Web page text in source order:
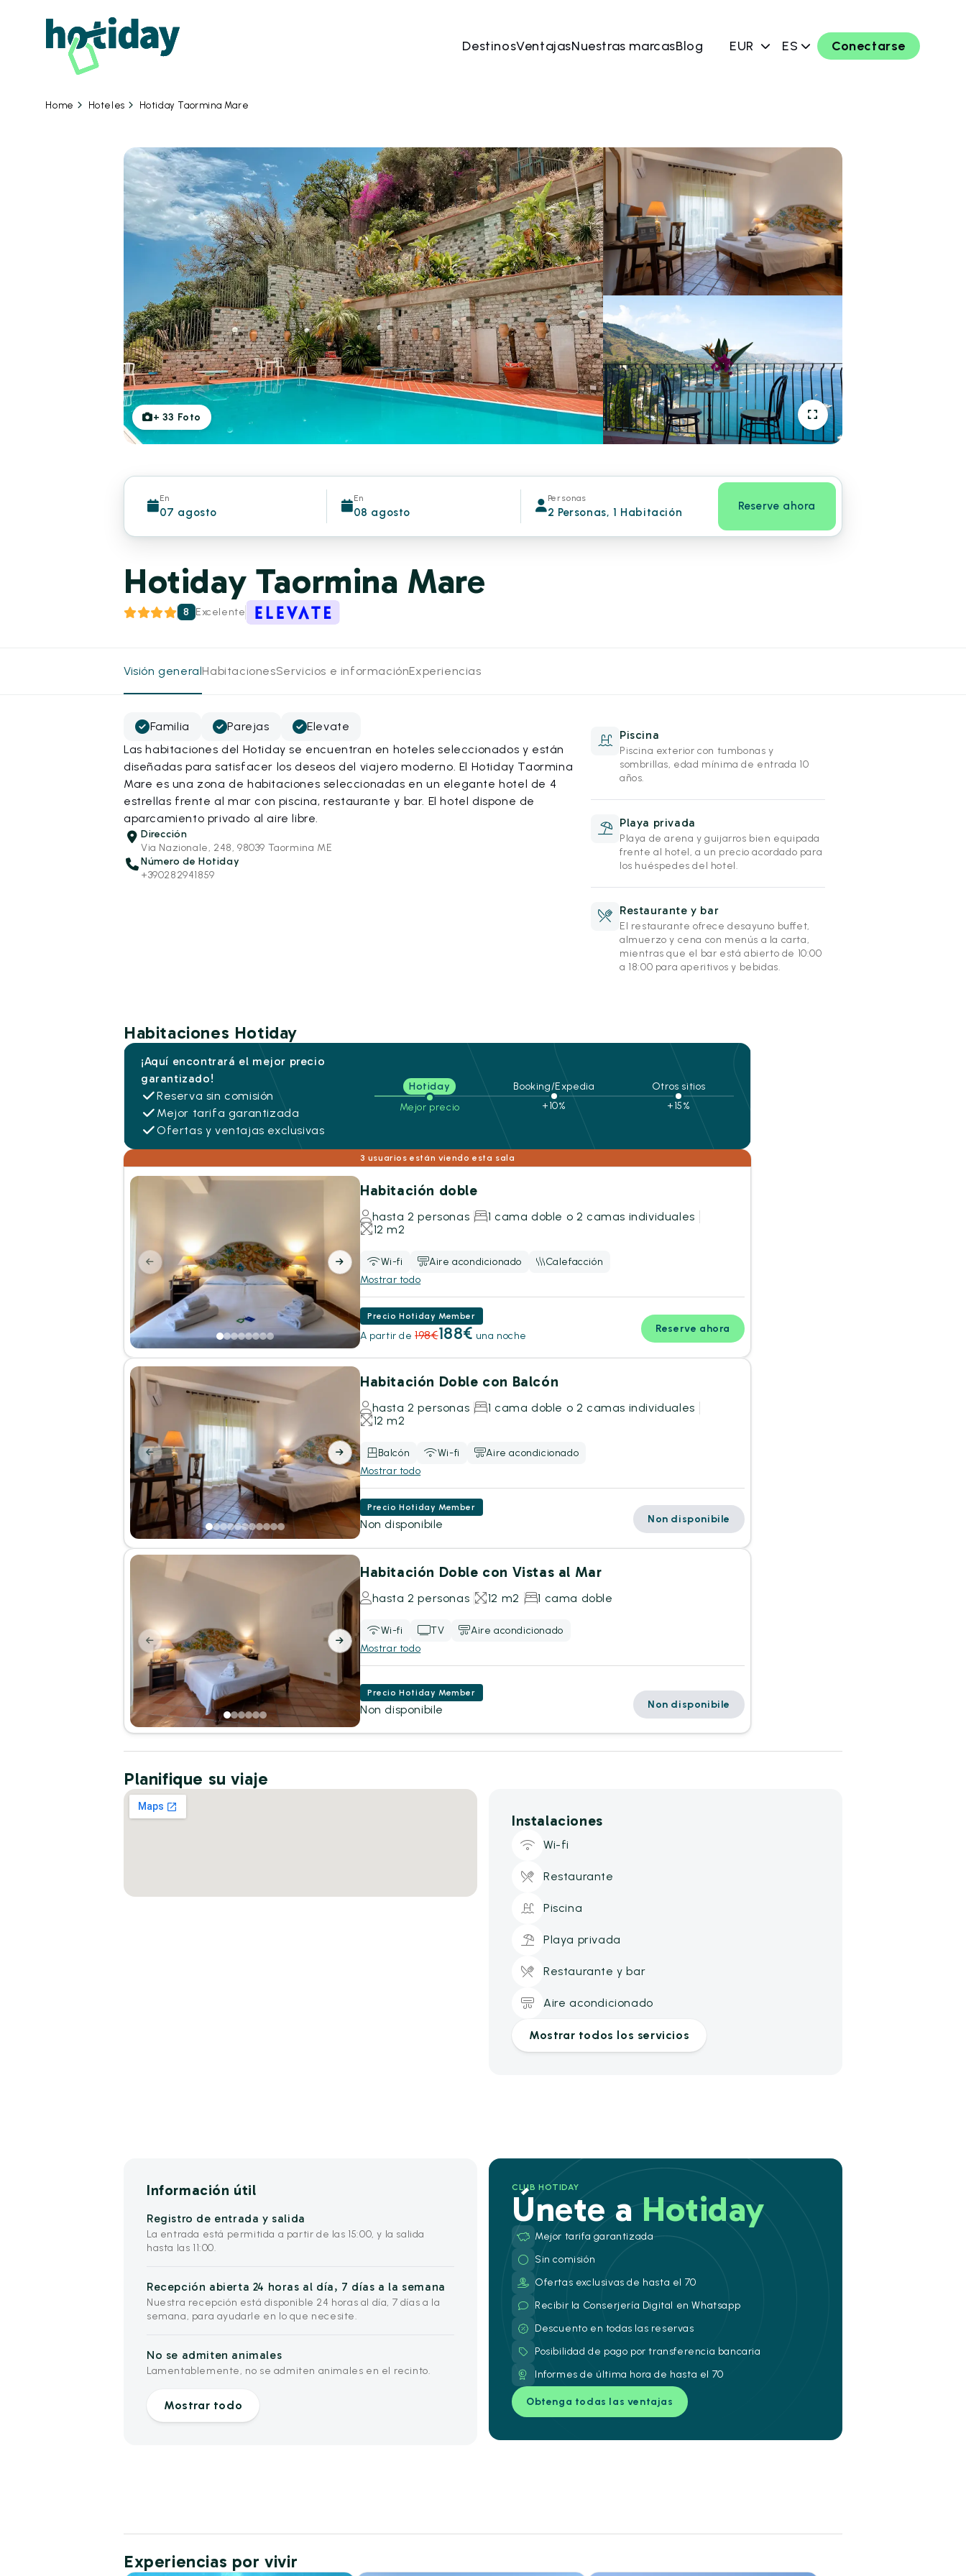
DestinosVentajasNuestras marcasBlog EUR ES Conectarse
Home Hoteles Hotiday Taormina Mare
+ 33 Foto
En
07 agosto
En
08 agosto
Personas
2 Personas, 1 Habitación Reserve ahora
Hotiday Taormina Mare
8 Excelente
Visión generalHabitacionesServicios e informaciónExperiencias
Familia Parejas
Elevate
Las habitaciones del Hotiday se encuentran en hoteles seleccionados y están
diseñadas para satisfacer los deseos del viajero moderno. El Hotiday Taormina
Mare es una zona de habitaciones seleccionadas en un elegante hotel de 4
estrellas frente al mar con piscina, restaurante y bar. El hotel dispone de
aparcamiento privado al aire libre.
Dirección
Via Nazionale, 248, 98039 Taormina ME
Número de Hotiday
+390282941859
Piscina
Piscina exterior con tumbonas y
sombrillas, edad mínima de entrada 10
años.
Playa privada
Playa de arena y guijarros bien equipada
frente al hotel, a un precio acordado para
los huéspedes del hotel.
Restaurante y bar
El restaurante ofrece desayuno buffet,
almuerzo y cena con menús a la carta,
mientras que el bar está abierto de 10:00
a 18:00 para aperitivos y bebidas.
Habitaciones Hotiday
¡Aquí encontrará el mejor precio
garantizado!
Reserva sin comisión
Mejor tarifa garantizada
Ofertas y ventajas exclusivas
Hotiday
Mejor precio
Booking/Expedia
+10%
Otros sitios
+15%
3 usuarios están viendo esta sala
Habitación doble
hasta 2 personas
1 cama doble o 2 camas individuales
12 m2
Wi-fi Aire acondicionado
Calefacción
Mostrar todo
Precio Hotiday Member
A partir de 198€188€ una noche
Reserve ahora
Habitación Doble con Balcón
hasta 2 personas
1 cama doble o 2 camas individuales
12 m2
Balcón Wi-fi
Aire acondicionado
Mostrar todo
Precio Hotiday Member
Non disponibile Non disponibile
Habitación Doble con Vistas al Mar
hasta 2 personas 12 m2 1 cama doble
Wi-fi TV
Aire acondicionado
Mostrar todo
Precio Hotiday Member
Non disponibile Non disponibile
Planifique su viaje
Instalaciones
Wi-fi
Restaurante
Piscina
Playa privada
Restaurante y bar
Aire acondicionado
Mostrar todos los servicios
Información útil
Registro de entrada y salida
La entrada está permitida a partir de las 15:00, y la salida
hasta las 11:00.
Recepción abierta 24 horas al día, 7 días a la semana
Nuestra recepción está disponible 24 horas al día, 7 días a la
semana, para ayudarle en lo que necesite.
No se admiten animales
Lamentablemente, no se admiten animales en el recinto.
Mostrar todo
CLUB HOTIDAY
Únete aHotiday
Mejor tarifa garantizada
Sin comisión
Ofertas exclusivas de hasta el 70
Recibir la Conserjería Digital en Whatsapp
Descuento en todas las reservas
Posibilidad de pago por transferencia bancaria
Informes de última hora de hasta el 70
Obtenga todas las ventajas
Experiencias por vivir